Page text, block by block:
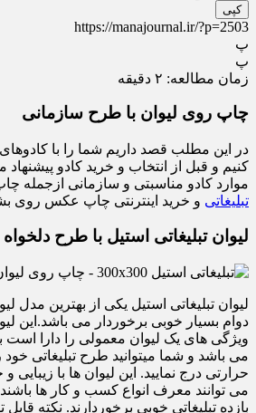
کپی
https://manajournal.ir/?p=2503
پ
پ
زمان مطالعه: ۲ دقیقه
چاپ روی لیوان با طرح سازمانی
در این مطلب قصد داریم شما را با کادوهای
کنیم و قبل از انتخاب و خرید کادو پیشنهاد
موارد کادو مناسبتی و سازمانی ازجمله
تبلیغاتی و خرید اینترنتی چاپ عکس روی
لیوان تبلیغاتی استیل با طرح دلخواه
لیوان تبلیغاتی استیل یکی از بهترین
دوام بسیار خوبی برخوردار می باشد.این
ویژگی های یک لیوان معمولی را دارا است
می باشد و شما میتوانید طرح تبلیغاتی خود
حرارتی درج نمایید. این لیوان ها با زیبایی
می توانند معرف انواع کسب و کار ها
بازده تبلیغاتی خوبی برخوردارند. نکته